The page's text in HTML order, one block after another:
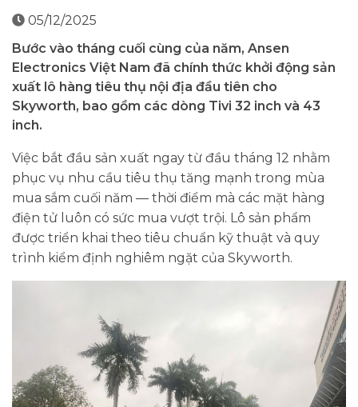
05/12/2025
Bước vào tháng cuối cùng của năm, Ansen
Electronics Việt Nam đã chính thức khởi động sản
xuất lô hàng tiêu thụ nội địa đầu tiên cho
Skyworth, bao gồm các dòng Tivi 32 inch và 43
inch.
Việc bắt đầu sản xuất ngay từ đầu tháng 12 nhằm
phục vụ nhu cầu tiêu thụ tăng mạnh trong mùa
mua sắm cuối năm — thời điểm mà các mặt hàng
điện tử luôn có sức mua vượt trội. Lô sản phẩm
được triển khai theo tiêu chuẩn kỹ thuật và quy
trình kiểm định nghiêm ngặt của Skyworth.